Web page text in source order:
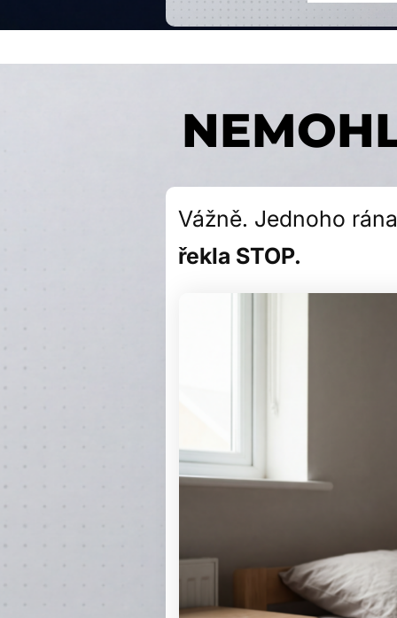
Vážně. Jednoho
řekla STOP.